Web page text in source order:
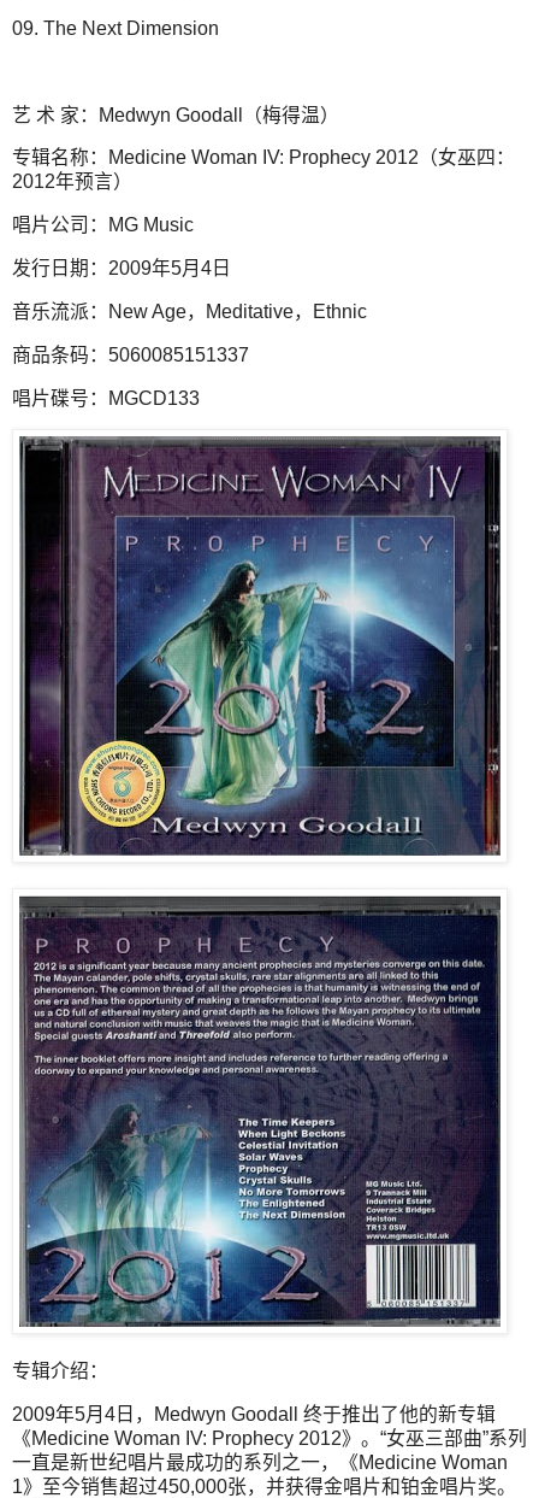
09. The Next Dimension
艺 术 家：Medwyn Goodall（梅得温）
专辑名称：Medicine Woman IV: Prophecy 2012（女巫四：
2012年预言）
唱片公司：MG Music
发行日期：2009年5月4日
音乐流派：New Age，Meditative，Ethnic
商品条码：5060085151337
唱片碟号：MGCD133
专辑介绍：
2009年5月4日，Medwyn Goodall 终于推出了他的新专辑
《Medicine Woman IV: Prophecy 2012》。“女巫三部曲”系列
一直是新世纪唱片最成功的系列之一，《Medicine Woman
1》至今销售超过450,000张，并获得金唱片和铂金唱片奖。